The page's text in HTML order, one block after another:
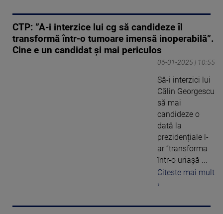
CTP: ”A-i interzice lui cg să candideze îl
transformă într-o tumoare imensă inoperabilă”.
Cine e un candidat și mai periculos
06-01-2025 | 10:55
Să-i interzici lui
Călin Georgescu
să mai
candideze o
dată la
prezidențiale l-
ar ”transforma
într-o uriașă ...
Citeste mai mult
›